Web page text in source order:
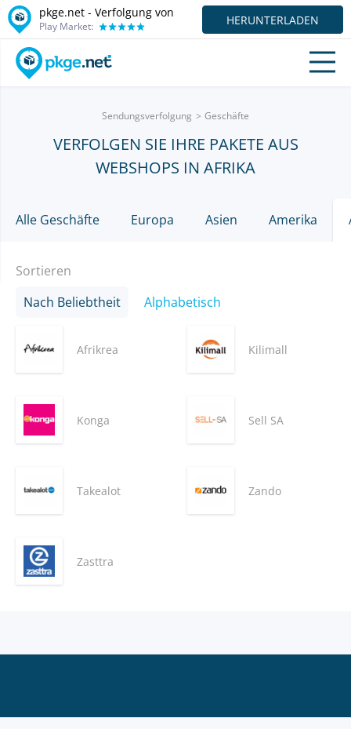
pkge.net - Verfolgung von
Play Market: HERUNTERLADEN
Sendungsverfolgung Geschäfte
VERFOLGEN SIE IHRE PAKETE AUS
WEBSHOPS IN AFRIKA
Alle Geschäfte Europa Asien Amerika
Sortieren
Nach Beliebtheit
Alphabetisch
Afrikrea Kilimall
Konga Sell SA
Takealot Zando
Zasttra